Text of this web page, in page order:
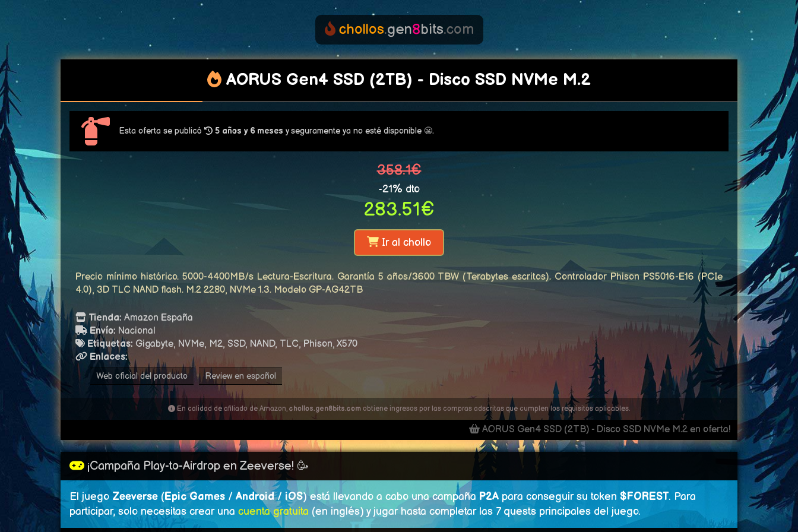
chollos.gen8bits.com
AORUS Gen4 SSD (2TB) - Disco SSD NVMe M.2
Esta oferta se publicó 5 años y 6 meses y seguramente ya no esté disponible 😬.
358.1€
-21% dto
283.51€
Ir al chollo
Precio mínimo histórico. 5000-4400MB/s Lectura-Escritura. Garantía 5 años/3600 TBW (Terabytes escritos). Controlador Phison PS5016-E16 (PCIe
4.0), 3D TLC NAND flash. M.2 2280, NVMe 1.3. Modelo GP-AG42TB
Tienda: Amazon España
Envío: Nacional
Etiquetas: Gigabyte, NVMe, M2, SSD, NAND, TLC, Phison, X570
Enlaces:
Web oficial del producto Review en español
En calidad de afiliado de Amazon, chollos.gen8bits.com obtiene ingresos por las compras adscritas que cumplen los requisitos aplicables.
AORUS Gen4 SSD (2TB) - Disco SSD NVMe M.2 en oferta!
¡Campaña Play-to-Airdrop en Zeeverse! 🥳
El juego Zeeverse (Epic Games / Android/ iOS) está llevando a cabo una campaña P2A para conseguir su token $FOREST. Para
participar, solo necesitas crear una cuenta gratuita (en inglés) y jugar hasta completar las 7 quests principales del juego.